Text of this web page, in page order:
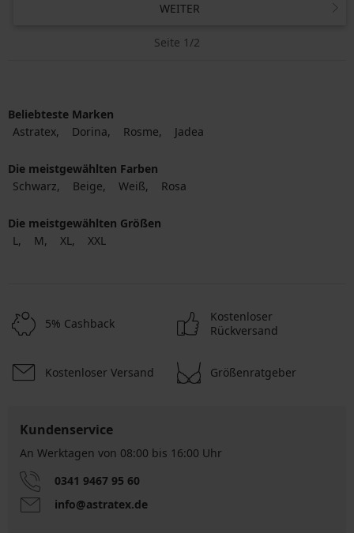
WEITER
Seite 1/2
Beliebteste Marken
Astratex
Dorina Rosme Jadea
Die meistgewählten Farben
Schwarz
Beige Weiß Rosa
Die meistgewählten Größen
L
M XL XXL
5% Cashback
Kostenloser
Rückversand
Kostenloser Versand Größenratgeber
Kundenservice
An Werktagen von 08:00 bis 16:00 Uhr
0341 9467 95 60
info@astratex.de